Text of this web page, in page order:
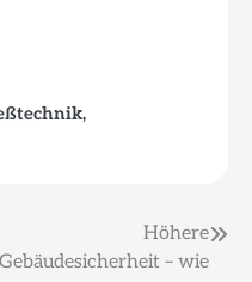
,
Höhere
Gebäudesicherheit – wie